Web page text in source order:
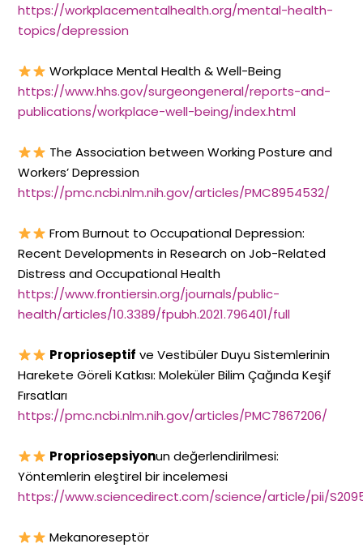
https://workplacementalhealth.org/mental-health-
topics/depression
Workplace Mental Health & Well-Being
https://www.hhs.gov/surgeongeneral/reports-and-
publications/workplace-well-being/index.html
The Association between Working Posture and
Workers’ Depression
https://pmc.ncbi.nlm.nih.gov/articles/PMC8954532/
From Burnout to Occupational Depression:
Recent Developments in Research on Job-Related
Distress and Occupational Health
https://www.frontiersin.org/journals/public-
health/articles/10.3389/fpubh.2021.796401/full
Proprioseptif ve Vestibüler Duyu Sistemlerinin
Harekete Göreli Katkısı: Moleküler Bilim Çağında Keşif
Fırsatları
https://pmc.ncbi.nlm.nih.gov/articles/PMC7867206/
Propriosepsiyonun değerlendirilmesi:
Yöntemlerin eleştirel bir incelemesi
https://www.sciencedirect.com/science/article/pii/
Mekanoreseptör